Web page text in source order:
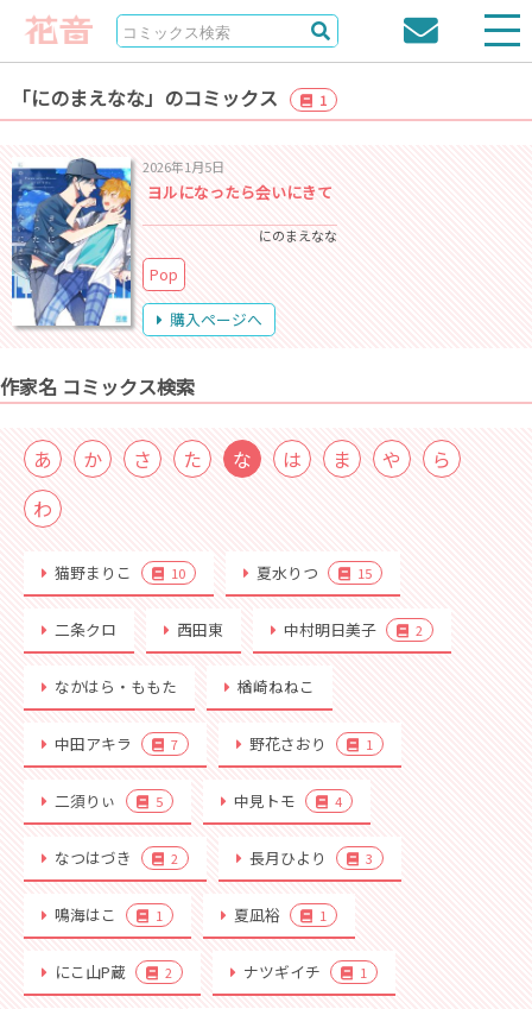
「にのまえなな」のコミックス 1
2026年1月5日
ヨルになったら会いにきて
にのまえなな
Pop
購入ページへ
作家名 コミックス検索
あ か さ た な は ま や
ら
わ
猫野まりこ 10 夏水りつ 15
二条クロ 西田東 中村明日美子 2
なかはら・ももた 楢崎ねねこ
中田アキラ 7 野花さおり 1
二須りぃ 5 中見トモ 4
なつはづき 2 長月ひより 3
鳴海はこ 1 夏凪裕 1
にこ山P蔵 2 ナツギイチ 1